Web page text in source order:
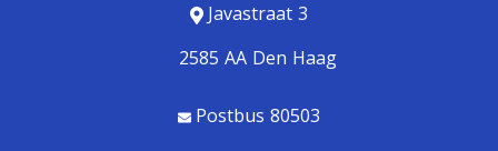
Javastraat 3
2585 AA Den Haag
Postbus 80503